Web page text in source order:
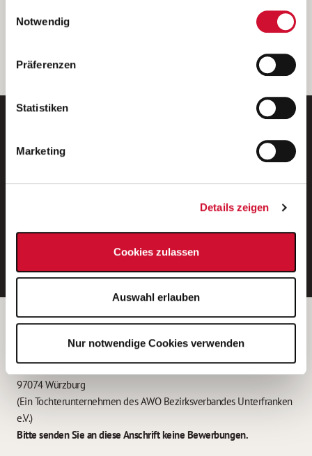
Wenn Sie auf „Cookies zulassen“ klicken, so stimmen
Sie der Speicherung sämtlicher Cookies zu. Sie können
Ihre Einwilligung selbstverständlich jederzeit widerrufen,
indem Sie die Cookie-Einstellungen aufrufen und diese
unserer
Notwendig
Präferenzen
Statistiken
Marketing
Details zeigen
Cookies zulassen
Auswahl erlauben
Nur notwendige Cookies verwenden
Weitere Details können Sie der
entnehmen.
E-Mail-Adresse eintragen
Betreiber der Webseite
Garitz Bewirtschaftungsbetriebe GmbH
Kantstraße 45a
97074 Würzburg
(Ein Tochterunternehmen des AWO Bezirksverbandes Unterfranken
e.V.)
Bitte senden Sie an diese Anschrift keine Bewerbungen.